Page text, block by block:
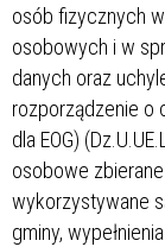
osób fizycznych
osobowych i w
danych oraz
rozporządzenie o
dla EOG)
osobowe
wykorzystywane
gminy,